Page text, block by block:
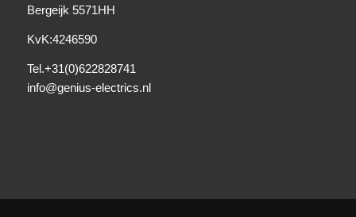
Bergeijk 5571HH
KvK:4246590
Tel.+31(0)622828741
info@genius-electrics.nl